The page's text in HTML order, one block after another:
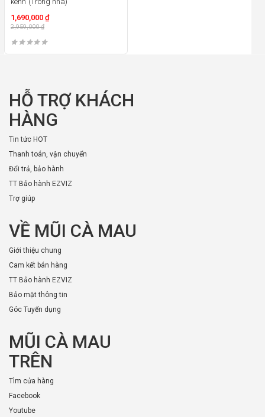
1,690,000 ₫
2,959,000₫
HỖ TRỢ KHÁCH
HÀNG
Tin tức HOT
Thanh toán, vận chuyển
Đổi trả, bảo hành
TT Bảo hành EZVIZ
Trợ giúp
VỀ MŨI CÀ MAU
Giới thiệu chung
Cam kết bán hàng
TT Bảo hành EZVIZ
Bảo mật thông tin
Góc Tuyển dụng
MŨI CÀ MAU
TRÊN
Tìm cửa hàng
Facebook
Youtube